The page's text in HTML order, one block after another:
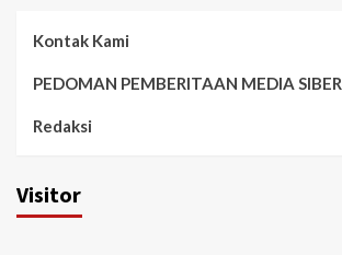
Kontak Kami
PEDOMAN PEMBERITAAN MEDIA SIBER
Redaksi
Visitor